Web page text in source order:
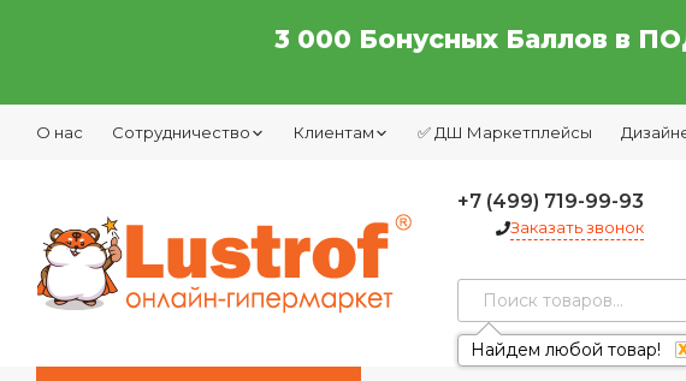
3 000 Бонусных Баллов в
О нас Сотрудничество Клиентам ✅ ДШ Маркетплейсы
+7 (499) 719-99-93
Заказать звонок
Найдем любой товар!